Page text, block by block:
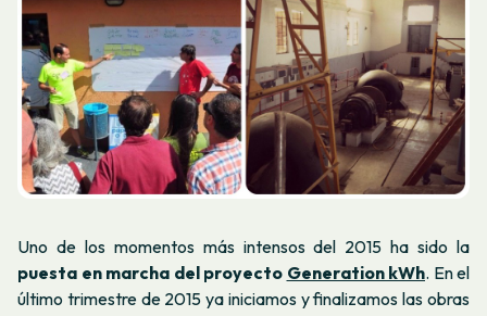
Uno de los momentos más intensos del 2015 ha sido la
puesta en marcha del proyecto Generation kWh. En el
último trimestre de 2015 ya iniciamos y finalizamos las obras